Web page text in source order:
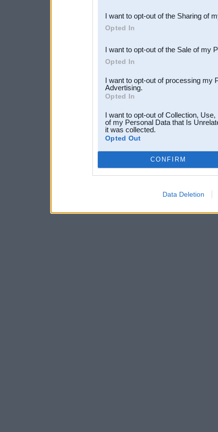
Downstream Participants
third parties.
I want to opt-out of the Sharing of
Opted In
I want to opt-out of the Sale of my
Opted In
I want to opt-out of processing my
Advertising.
Opted In
I want to opt-out of Collection,
of my Personal Data that Is
it was collected.
Opted Out
CONFIRM
Data Deletion